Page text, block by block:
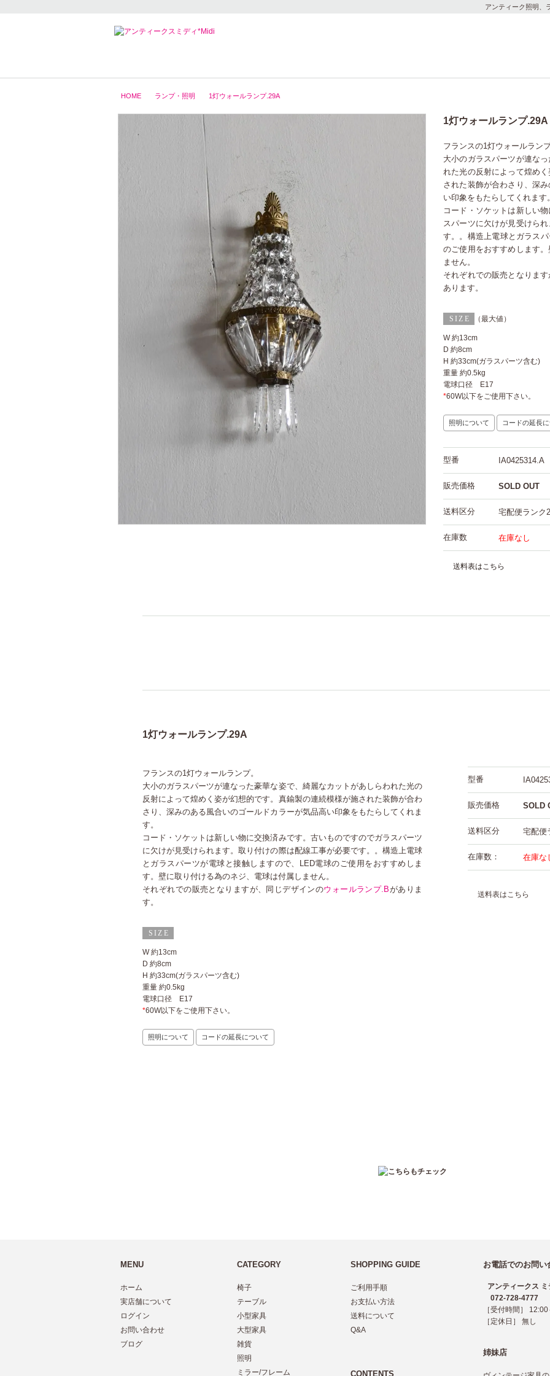
アンティーク照明、
HOME ランプ・照明 1灯ウォールランプ.29A
1灯ウォールランプ.29A
フランスの1灯ウォールランプ
大小のガラスパーツが連な
れた光の反射によって煌め
された装飾が合わさり、深
い印象をもたらしてくれます。
コード・ソケットは新しい
スパーツに欠けが見受けら
す。。構造上電球とガラス
のご使用をおすすめします
ません。
それぞれでの販売となりま
あります。
W 約13cm
D 約8cm
H 約33cm(ガラスパーツ含む)
重量 約0.5kg
電球口径 E17
*60W以下をご使用下さい。
（最大値）
照明について コードの延長
型番 IA0425314.A
販売価格 SOLD OUT
送料区分 宅配便ランク2
在庫数 在庫なし
送料表はこちら
1灯ウォールランプ.29A
フランスの1灯ウォールランプ。
大小のガラスパーツが連なった豪華な姿で、綺麗なカットがあしらわれた光の
反射によって煌めく姿が幻想的です。真鍮製の連続模様が施された装飾が合わ
さり、深みのある風合いのゴールドカラーが気品高い印象をもたらしてくれま
す。
コード・ソケットは新しい物に交換済みです。古いものですのでガラスパーツ
に欠けが見受けられます。取り付けの際は配線工事が必要です。。構造上電球
とガラスパーツが電球と接触しますので、LED電球のご使用をおすすめしま
す。壁に取り付ける為のネジ、電球は付属しません。
それぞれでの販売となりますが、同じデザインのウォールランプ.Bがありま
す。
W 約13cm
D 約8cm
H 約33cm(ガラスパーツ含む)
重量 約0.5kg
電球口径 E17
*60W以下をご使用下さい。
照明について コードの延長について
型番
販売価格 SOLD
送料区分 宅配便
在庫数： 在庫な
送料表はこちら
MENU
ホーム
実店舗について
ログイン
お問い合わせ
ブログ
CATEGORY
椅子
テーブル
小型家具
大型家具
雑貨
照明
ミラー/フレーム
SHOPPING GUIDE
ご利用手順
お支払い方法
送料について
Q&A
CONTENTS
お電話でのお問い
アンティークス ミ
072-728-4777
［受付時間］
［定休日］ 無し
姉妹店